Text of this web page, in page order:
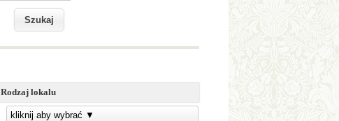
Rodzaj lokalu
kliknij aby wybrać ▼